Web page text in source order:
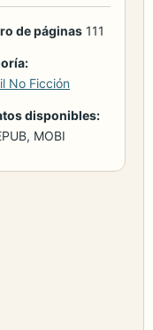
de páginas 111
No Ficción
disponibles:
MOBI